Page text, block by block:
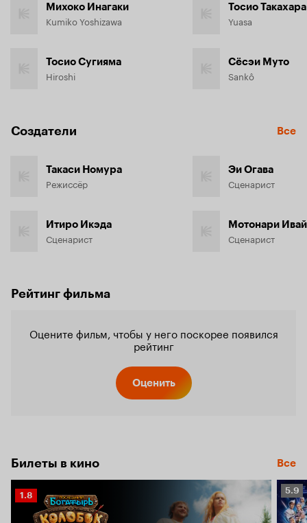
Михоко Инагаки
Kumiko Yoshizawa
Тосио Сугияма
Hiroshi
Тосио Такахара
Yuasa
Сёсэи Муто
Sankô
Создатели Все
Такаси Номура
Режиссёр
Итиро Икэда
Сценарист
Эи Огава
Сценарист
Мотонари Ивай
Сценарист
Рейтинг фильма
Оцените фильм, чтобы у него поскорее появился
рейтинг
Оценить
Билеты в кино Все
Рейтинг
Кинопоиска
1.8
5.9
5.9